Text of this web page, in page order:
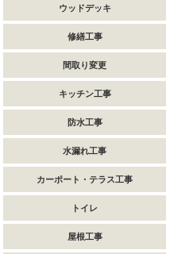
ウッドデッキ
修繕工事
間取り変更
キッチン工事
防水工事
水漏れ工事
カーポート・テラス工事
トイレ
屋根工事